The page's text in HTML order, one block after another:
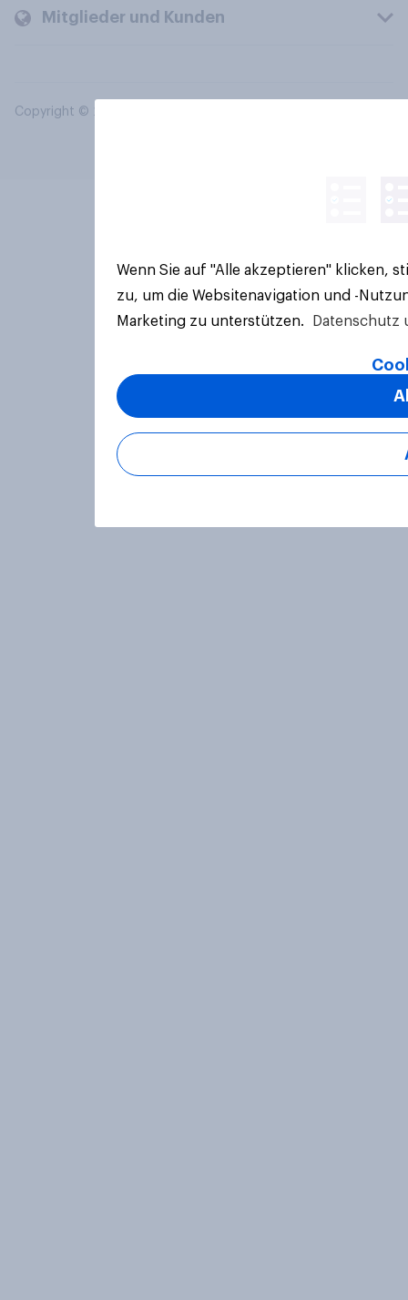
Mitglieder und Kunden
Copyright © 2026 YouGov PLC. Alle Rechte vorbehalten.
Wenn Sie auf "Alle akzeptieren" klicken,
zu, um die Websitenavigation und -
Marketing zu unterstützen.
Datenschutz